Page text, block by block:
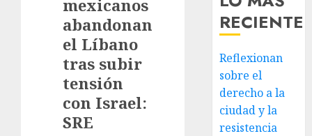
mexicanos
abandonan
el Líbano
tras subir
tensión
con Israel:
SRE
RECIENTE
Reflexionan
sobre el
derecho a la
ciudad y la
resistencia